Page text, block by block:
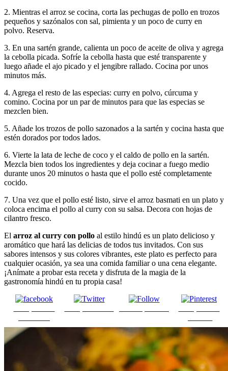
2. Mientras el arroz se cocina, corta las pechugas de pollo en trozos
pequeños y sazónalos con sal, pimienta y un poco de curry en
polvo. Reserva.
3. En una sartén grande, calienta un poco de aceite de oliva y agrega
la cebolla picada. Sofríe la cebolla hasta que esté transparente y
luego añade el ajo picado y el jengibre rallado. Cocina por unos
minutos más.
4. Agrega el resto de las especias: curry en polvo, cúrcuma y
comino. Cocina por un par de minutos para que las especias se
mezclen bien.
5. Añade los trozos de pollo sazonados a la sartén y cocina hasta que
estén dorados por todos lados.
6. Vierte la lata de leche de coco y el caldo de pollo en la sartén.
Mezcla bien todos los ingredientes y deja cocinar a fuego medio
durante unos 20 minutos o hasta que el pollo esté completamente
cocido.
7. Una vez que el pollo esté listo, sirve el arroz basmati en un plato y
coloca encima el pollo al curry con su salsa. Decora con hojas de
cilantro fresco.
El arroz al curry con pollo al estilo hindú es un plato delicioso y
aromático que hará las delicias de todos tus invitados. Con sus
sabores intensos y sus colores vibrantes, este plato es perfecto para
cualquier ocasión, ya sea una comida familiar o una cena elegante.
¡Anímate a probar esta receta y disfruta de la magia de la
gastronomía hindú en tu propia casa!